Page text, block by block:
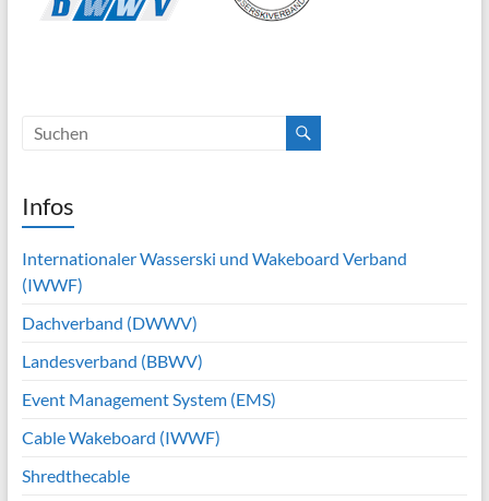
Infos
Internationaler Wasserski und Wakeboard Verband
(IWWF)
Dachverband (DWWV)
Landesverband (BBWV)
Event Management System (EMS)
Cable Wakeboard (IWWF)
Shredthecable